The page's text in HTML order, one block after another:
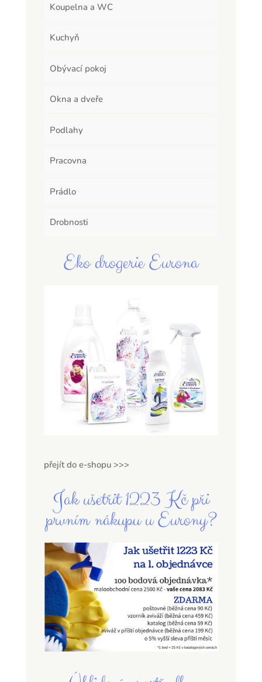
Koupelna a WC
Kuchyň
Obývací pokoj
Okna a dveře
Podlahy
Pracovna
Prádlo
Drobnosti
Eko drogerie Eurona
přejít do e-shopu >>>
Jak ušetřit 1223 Kč při
prvním nákupu u Eurony?